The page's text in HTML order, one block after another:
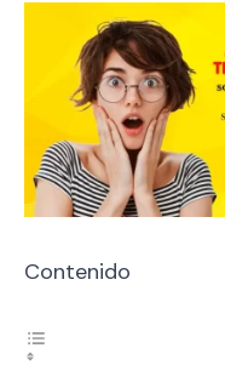
Contenido